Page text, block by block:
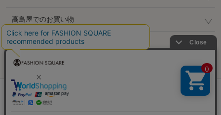
高島屋でのお買い物
公式SNS
企業情報 / 規約 / 採用情報